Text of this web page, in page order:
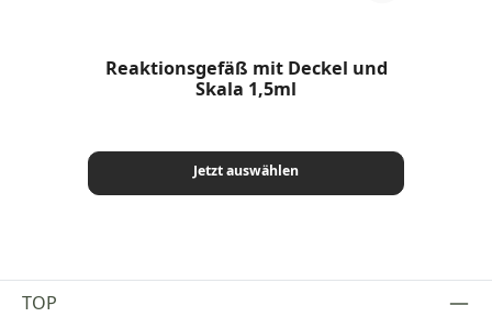
Reaktionsgefäß mit Deckel und
Skala 1,5ml
Jetzt auswählen
TOP